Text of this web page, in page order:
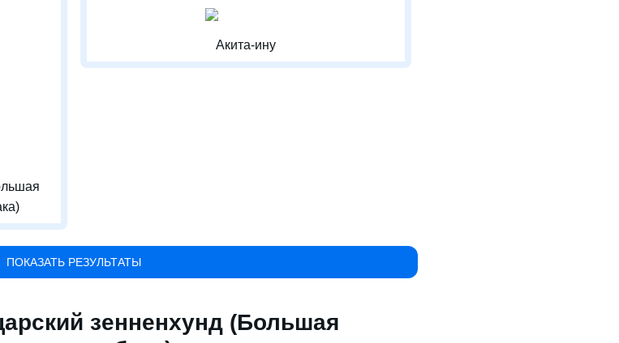
Акита-ину
ПОКАЗАТЬ РЕЗУЛЬТАТЫ
зенненхунд (Большая